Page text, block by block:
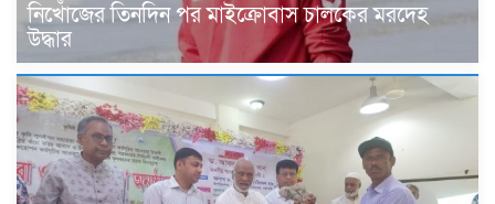
নিখোঁজের তিনদিন পর মাইক্রোবাস চালকের মরদেহ
উদ্ধার